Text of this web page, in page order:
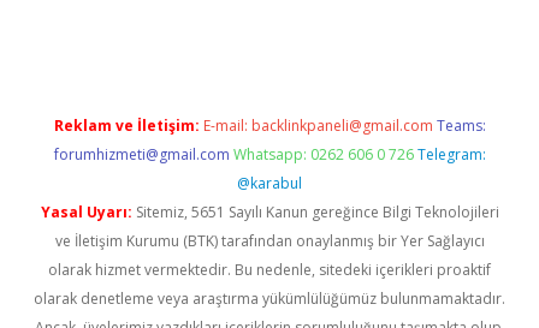
Reklam ve İletişim: E-mail: backlinkpaneli@gmail.com Teams:
forumhizmeti@gmail.com Whatsapp: 0262 606 0 726 Telegram:
@karabul
Yasal Uyarı: Sitemiz, 5651 Sayılı Kanun gereğince Bilgi Teknolojileri
ve İletişim Kurumu (BTK) tarafından onaylanmış bir Yer Sağlayıcı
olarak hizmet vermektedir. Bu nedenle, sitedeki içerikleri proaktif
olarak denetleme veya araştırma yükümlülüğümüz bulunmamaktadır.